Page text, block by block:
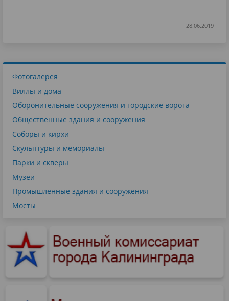
28.06.2019
Фотогалерея
Виллы и дома
Оборонительные сооружения и городские ворота
Общественные здания и сооружения
Соборы и кирхи
Скульптуры и мемориалы
Парки и скверы
Музеи
Промышленные здания и сооружения
Мосты